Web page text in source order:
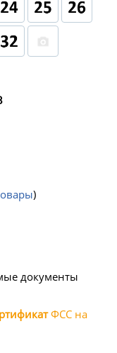
)
документы
ФСС на